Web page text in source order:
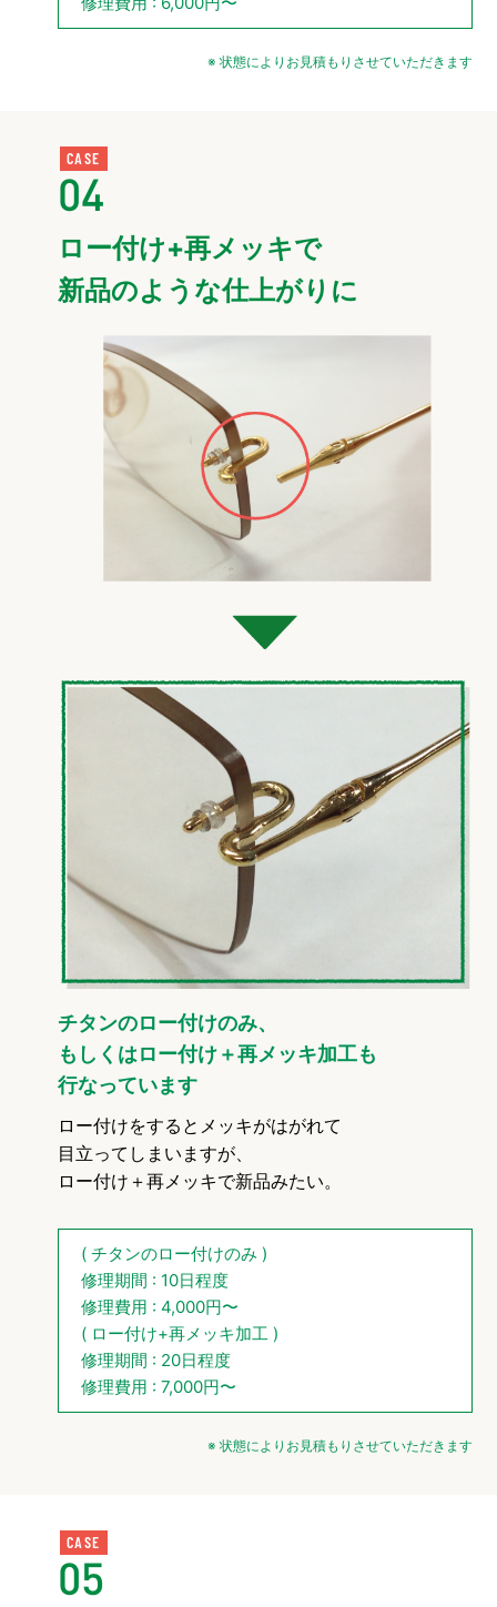
※ 状態によりお見積もりさせていただきます
CASE
04
ロー付け+再メッキで
新品のような仕上がりに
チタンのロー付けのみ、
もしくはロー付け＋再メッキ加工も
行なっています
ロー付けをするとメッキがはがれて
目立ってしまいますが、
ロー付け＋再メッキで新品みたい。
( チタンのロー付けのみ )
修理期間 : 10日程度
修理費用 : 4,000円〜
( ロー付け+再メッキ加工 )
修理期間 : 20日程度
修理費用 : 7,000円〜
※ 状態によりお見積もりさせていただきます
CASE
05